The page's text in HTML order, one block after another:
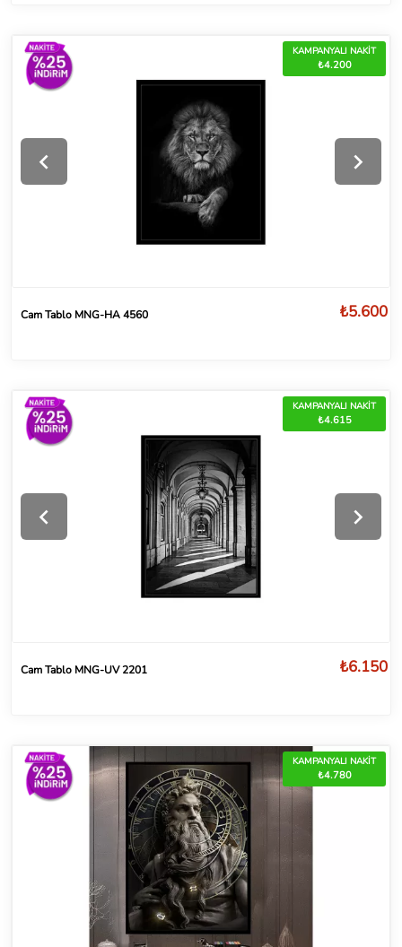
KAMPANYALI NAKİT
₺4.200
Cam Tablo MNG-HA 4560 ₺5.600
KAMPANYALI NAKİT
₺4.615
Cam Tablo MNG-UV 2201 ₺6.150
KAMPANYALI NAKİT
₺4.780